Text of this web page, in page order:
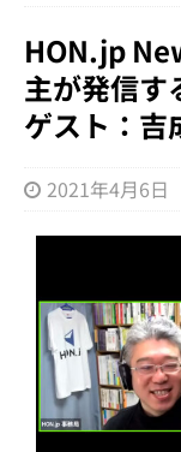
HON.jp
主が発信す
ゲスト：吉
2021年4月6日